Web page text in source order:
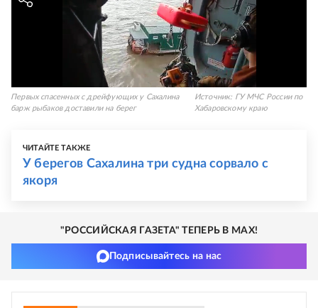
Первых спасенных с дрейфующих у Сахалина
барж рыбаков доставили на берег
Источник: ГУ МЧС России по
Хабаровскому краю
ЧИТАЙТЕ ТАКЖЕ
У берегов Сахалина три судна сорвало с
якоря
"РОССИЙСКАЯ ГАЗЕТА" ТЕПЕРЬ В MAX!
Подписывайтесь на нас